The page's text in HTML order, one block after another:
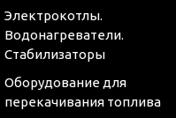
Электрокотлы.
Водонагреватели.
Стабилизаторы
Оборудование для
перекачивания топлива